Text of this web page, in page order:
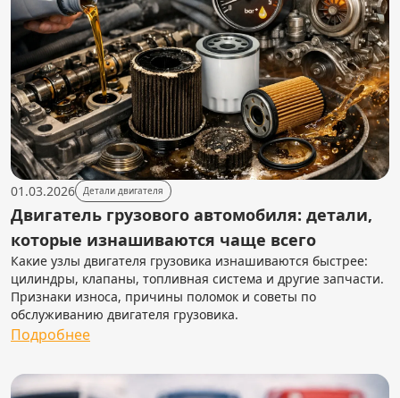
01.03.2026 Детали двигателя
Двигатель грузового автомобиля: детали,
которые изнашиваются чаще всего
Какие узлы двигателя грузовика изнашиваются быстрее:
цилиндры, клапаны, топливная система и другие запчасти.
Признаки износа, причины поломок и советы по
обслуживанию двигателя грузовика.
Подробнее